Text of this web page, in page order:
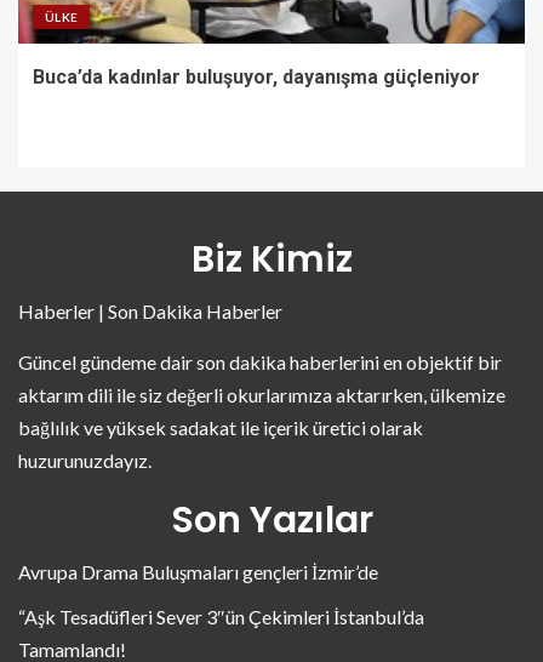
ÜLKE
Buca’da kadınlar buluşuyor, dayanışma güçleniyor
Biz Kimiz
Haberler | Son Dakika Haberler
Güncel gündeme dair son dakika haberlerini en objektif bir
aktarım dili ile siz değerli okurlarımıza aktarırken, ülkemize
bağlılık ve yüksek sadakat ile içerik üretici olarak
huzurunuzdayız.
Son Yazılar
Avrupa Drama Buluşmaları gençleri İzmir’de
“Aşk Tesadüfleri Sever 3″ün Çekimleri İstanbul’da
Tamamlandı!